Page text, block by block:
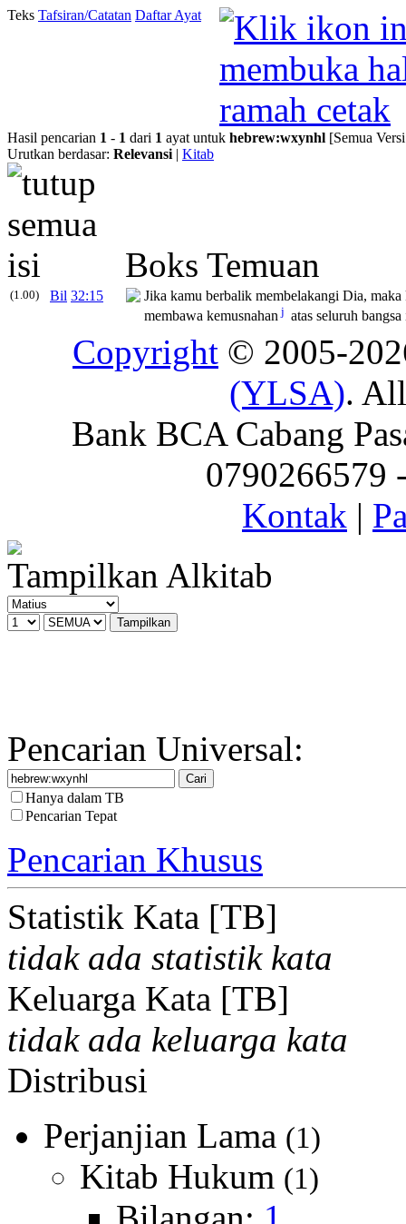
Teks Tafsiran/Catatan Daftar Ayat
Hasil pencarian 1 - 1 dari 1 ayat untuk hebrew:wxynhl [Semua
Urutkan berdasar: Relevansi | Kitab
Boks Temuan
(1.00) Bil 32:15
Jika kamu berbalik membelakangi Dia,
membawa kemusnahan j atas seluruh
Copyright © 2005-
(YLSA).
Bank BCA Cabang
0790266579
Kontak |
Tampilkan Alkitab
Pencarian Universal:
Hanya dalam TB
Pencarian Tepat
Pencarian Khusus
Statistik Kata [TB]
tidak ada statistik kata
Keluarga Kata [TB]
tidak ada keluarga kata
Distribusi
Perjanjian Lama (1)
Kitab Hukum (1)